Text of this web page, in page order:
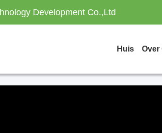
Development Co.,Ltd
Huis Over